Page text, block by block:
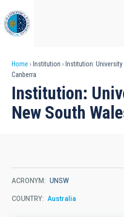
to
main
content
Breadcrumb
Home Institution
Institution:
Canberra
Institution:
New South
ACRONYM UNSW
COUNTRY Australia